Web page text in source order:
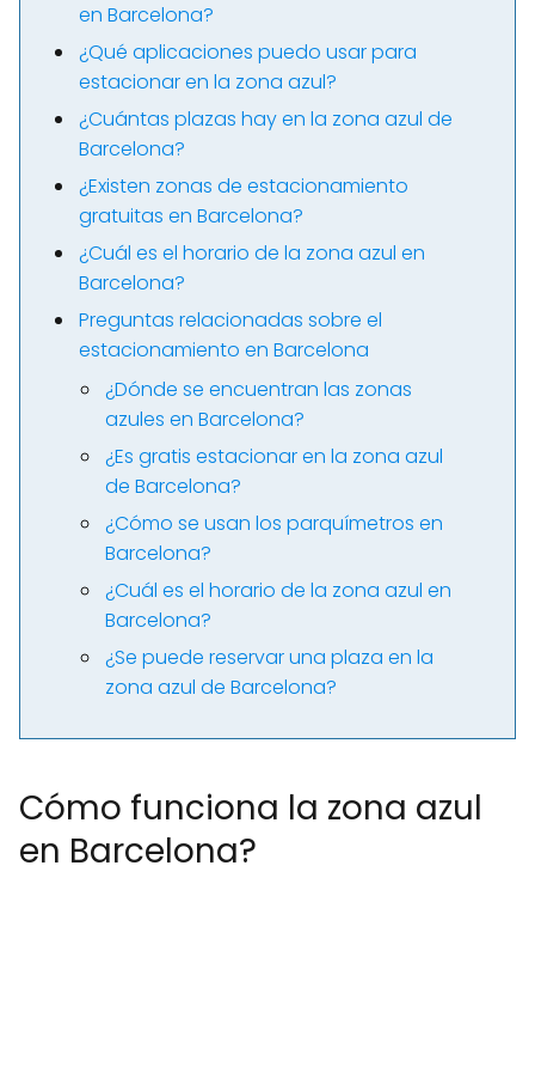
en Barcelona?
¿Qué aplicaciones puedo usar para
estacionar en la zona azul?
¿Cuántas plazas hay en la zona azul de
Barcelona?
¿Existen zonas de estacionamiento
gratuitas en Barcelona?
¿Cuál es el horario de la zona azul en
Barcelona?
Preguntas relacionadas sobre el
estacionamiento en Barcelona
¿Dónde se encuentran las zonas
azules en Barcelona?
¿Es gratis estacionar en la zona azul
de Barcelona?
¿Cómo se usan los parquímetros en
Barcelona?
¿Cuál es el horario de la zona azul en
Barcelona?
¿Se puede reservar una plaza en la
zona azul de Barcelona?
Cómo funciona la zona azul
en Barcelona?